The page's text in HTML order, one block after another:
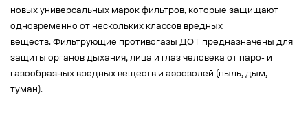
новых универсальных марок фильтров, которые защищают
одновременно от нескольких классов вредных
веществ. Фильтрующие противогазы ДОТ предназначены для
защиты органов дыхания, лица и глаз человека от паро- и
газообразных вредных веществ и аэрозолей (пыль, дым,
туман).